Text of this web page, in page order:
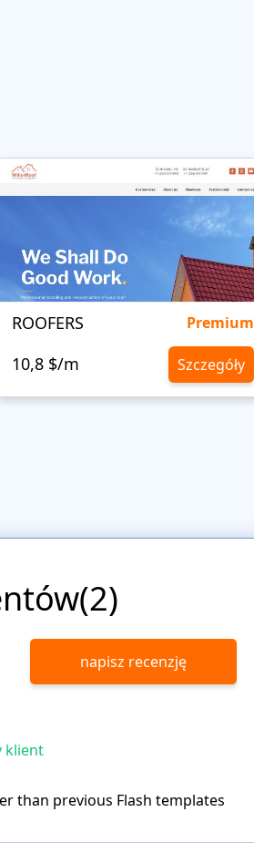
ROOFERS Premium
10,8 $/m Szczegóły
napisz recenzję
klient
than previous Flash templates